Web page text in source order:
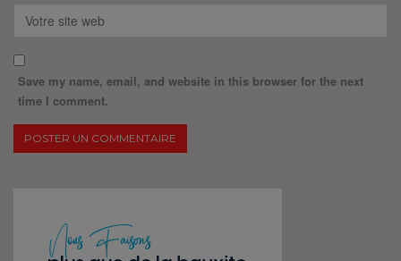
Save my name, email, and website in this browser for the next
time I comment.